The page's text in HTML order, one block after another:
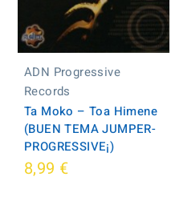
ADN Progressive
Records
Ta Moko – Toa Himene
(BUEN TEMA JUMPER-
PROGRESSIVE¡)
8,99 €